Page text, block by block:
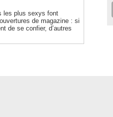
les plus sexys font
de magazine : si
de se confier, d’autres